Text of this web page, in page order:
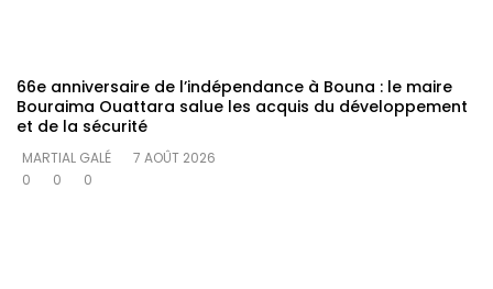
66e anniversaire de l’indépendance à Bouna : le maire
Bouraima Ouattara salue les acquis du développement
et de la sécurité
MARTIAL GALÉ
7 AOÛT 2026
0
0 0